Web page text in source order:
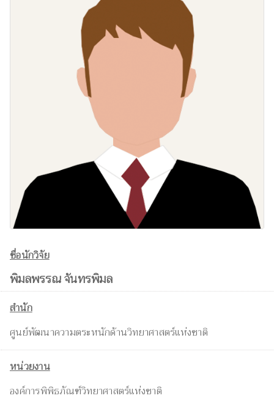
ชื่อนักวิจัย
พิมลพรรณ จันทรพิมล
สำนัก
ศูนย์พัฒนาความตระหนักด้านวิทยาศาสตร์แห่งชาติ
หน่วยงาน
องค์การพิพิธภัณฑ์วิทยาศาสตร์แห่งชาติ